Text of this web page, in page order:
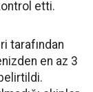
etti.
tarafından
en az 3